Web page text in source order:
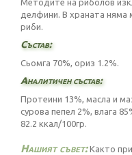
Методите на риболов
делфини. В храната няма
риби.
Състав:
Сьомга 70%, ориз 1.2%.
Аналитичен състав:
Протеини 13%, масла и
сурова пепел 2%, влага
82.2 ккал/100гр.
Нашият съвет:Както